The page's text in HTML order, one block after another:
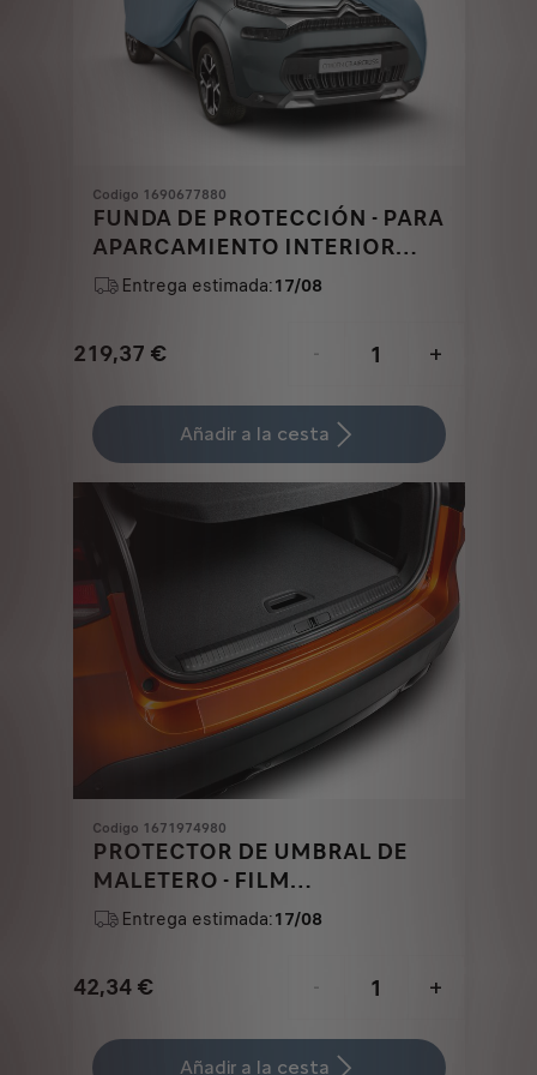
Codigo 1690677880
FUNDA DE PROTECCIÓN - PARA
APARCAMIENTO INTERIOR
(TALLA 2)
Entrega estimada:17/08
219,37 €
Price
219,37
€
-
+
Quantity
updated
1
Añadir a la cesta
Codigo 1671974980
PROTECTOR DE UMBRAL DE
MALETERO - FILM
TRANSPARENTE
Entrega estimada:17/08
42,34 €
Price
-
+
Quantity
updated
Añadir a la cesta